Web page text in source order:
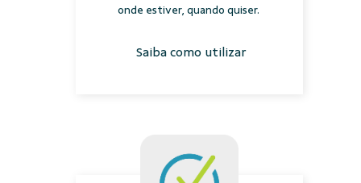
onde estiver, quando quiser.
Saiba como utilizar